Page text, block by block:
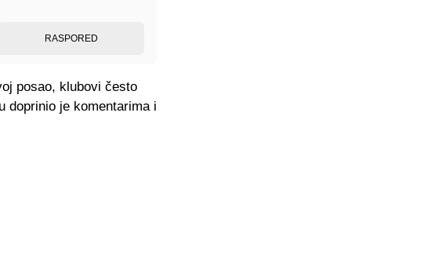
RASPORED
posao, klubovi često
doprinio je komentarima i